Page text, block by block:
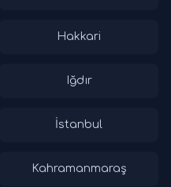
Hakkari
Iğdır
İstanbul
Kahramanmaraş